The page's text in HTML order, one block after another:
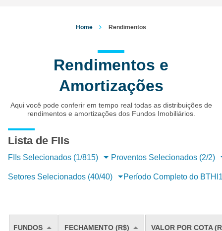
Home Rendimentos
Rendimentos e
Amortizações
Aqui você pode conferir em tempo real todas as distribuições de
rendimentos e amortizações dos Fundos Imobiliários.
Lista de FIIs
FIIs Selecionados (1/815) Proventos Selecionados (2/2)
Setores Selecionados (40/40) Período Completo do
FUNDOS FECHAMENTO (R$) VALOR POR COTA